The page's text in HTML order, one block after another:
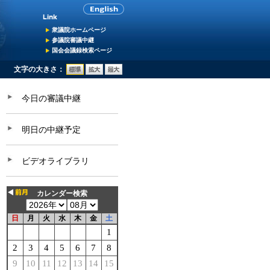
衆議院ホームページ
参議院審議中継
国会会議録検索ページ
文字の大きさ：
今日の審議中継
明日の中継予定
ビデオライブラリ
カレンダー検索
日 月 火 水 木 金 土
1
2
3 4 5 6 7
8
9
10 11 12 13 14
15